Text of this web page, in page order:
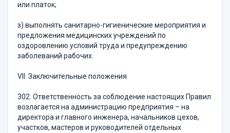
или платок;
з) выполнять санитарно-гигиенические мероприятия и
предложения медицинских учреждений по
оздоровлению условий труда и предупреждению
заболеваний рабочих.
VII. Заключительные положения
302. Ответственность за соблюдение настоящих Правил
возлагается на администрацию предприятия – на
директора и главного инженера, начальников цехов,
участков, мастеров и руководителей отдельных